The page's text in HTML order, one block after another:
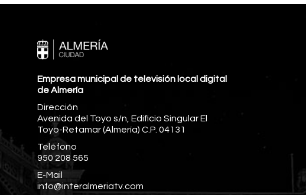
Empresa municipal de televisión local digital
de Almería
Dirección
Avenida del Toyo s/n, Edificio Singular El
Toyo-Retamar (Almería) C.P. 04131
Teléfono
950 208 565
E-Mail
info@interalmeriatv.com